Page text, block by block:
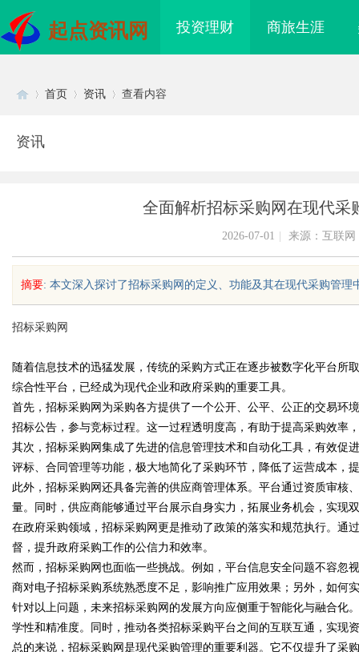
起点资讯网 投资理财 商旅生涯
sc
uz
!
首页 资讯 查看内容
资讯
全面解析招标采购网在现代采
2026-07-01 来源：互联网
摘要: 本文深入探讨了招标采购网的定义、功能及其在现代采购管
招标采购网
随着信息技术的迅猛发展，传统的采购方式正在逐步被数字化平台所
综合性平台，已经成为现代企业和政府采购的重要工具。
首先，招标采购网为采购各方提供了一个公开、公平、公正的交易环
招标公告，参与竞标过程。这一过程透明度高，有助于提高采购效率
其次，招标采购网集成了先进的信息管理技术和自动化工具，有效促
评标、合同管理等功能，极大地简化了采购环节，降低了运营成本，
此外，招标采购网还具备完善的供应商管理体系。平台通过资质审核
量。同时，供应商能够通过平台展示自身实力，拓展业务机会，实现
在政府采购领域，招标采购网更是推动了政策的落实和规范执行。通
督，提升政府采购工作的公信力和效率。
然而，招标采购网也面临一些挑战。例如，平台信息安全问题不容忽
商对电子招标采购系统熟悉度不足，影响推广应用效果；另外，如何
针对以上问题，未来招标采购网的发展方向应侧重于智能化与融合化
学性和精准度。同时，推动各类招标采购平台之间的互联互通，实现
总的来说，招标采购网是现代采购管理的重要利器。它不仅提升了采